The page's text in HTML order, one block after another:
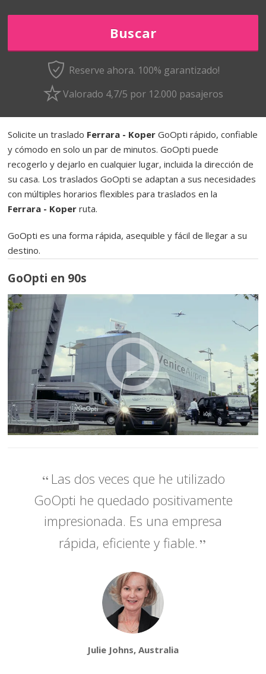
Reserve ahora. 100% garantizado!
Valorado 4,7/5 por 12.000 pasajeros
Solicite un traslado Ferrara - Koper GoOpti rápido, confiable
y cómodo en solo un par de minutos. GoOpti puede
recogerlo y dejarlo en cualquier lugar, incluida la dirección de
su casa. Los traslados GoOpti se adaptan a sus necesidades
con múltiples horarios flexibles para traslados en la
Ferrara - Koper ruta.
GoOpti es una forma rápida, asequible y fácil de llegar a su
destino.
GoOpti en 90s
Las dos veces que he utilizado
GoOpti he quedado positivamente
impresionada. Es una empresa
rápida, eficiente y fiable.
Julie Johns, Australia